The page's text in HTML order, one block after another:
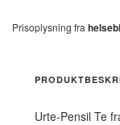
Prisoplysning fra
Urte-Pensil Te